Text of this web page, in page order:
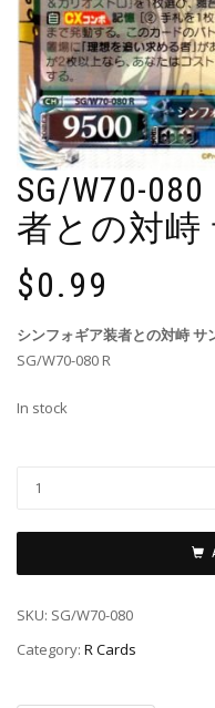
SG/W70-
者との対峙
$0.99
シンフォギア装者との対峙 サ
SG/W70-080 R
In stock
SKU: SG/W70-080
Category: R Cards